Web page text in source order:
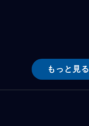
もっと見る